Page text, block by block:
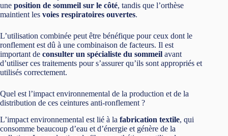
une position de sommeil sur le côté, tandis que l’orthèse
maintient les voies respiratoires ouvertes.
L’utilisation combinée peut être bénéfique pour ceux dont le
ronflement est dû à une combinaison de facteurs. Il est
important de consulter un spécialiste du sommeil avant
d’utiliser ces traitements pour s’assurer qu’ils sont appropriés et
utilisés correctement.
Quel est l’impact environnemental de la production et de la
distribution de ces ceintures anti-ronflement ?
L’impact environnemental est lié à la fabrication textile, qui
consomme beaucoup d’eau et d’énergie et génère de la